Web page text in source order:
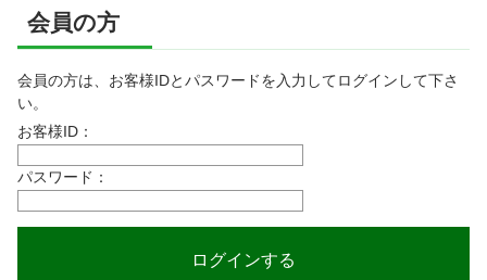
会員の方
会員の方は、お客様IDとパスワードを入力してログインして下さ
い。
お客様ID：
パスワード：